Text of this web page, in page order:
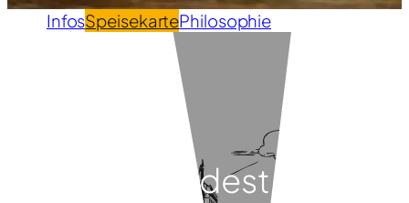
InfosSpeisekartePhilosophie
Hier findest du